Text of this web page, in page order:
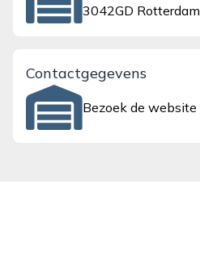
3042GD Rotterdam
Contactgegevens
Bezoek de website